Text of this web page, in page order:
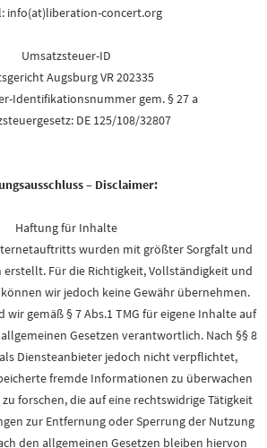
info(at)liberation-concert.org
Umsatzsteuer-ID
Augsburg VR 202335
Identifikationsnummer gem. § 27 a
DE 125/108/32807
– Disclaimer:
Haftung für Inhalte
wurden mit größter Sorgfalt und
erstellt. Für die Richtigkeit, Vollständigkeit und
wir jedoch keine Gewähr übernehmen.
wir gemäß § 7 Abs.1 TMG für eigene Inhalte auf
Gesetzen verantwortlich. Nach §§ 8
Diensteanbieter jedoch nicht verpflichtet,
fremde Informationen zu überwachen
forschen, die auf eine rechtswidrige Tätigkeit
zur Entfernung oder Sperrung der Nutzung
den allgemeinen Gesetzen bleiben hiervon